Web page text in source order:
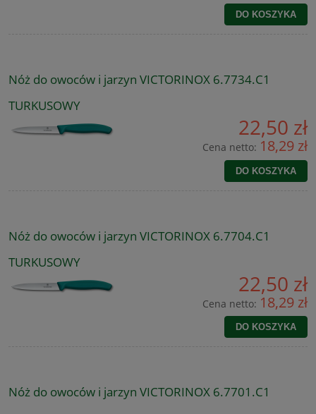
DO KOSZYKA
Nóż do owoców i jarzyn VICTORINOX 6.7734.C1
TURKUSOWY
22,50 zł
Cena netto: 18,29 zł
DO KOSZYKA
Nóż do owoców i jarzyn VICTORINOX 6.7704.C1
TURKUSOWY
22,50 zł
Cena netto: 18,29 zł
DO KOSZYKA
Nóż do owoców i jarzyn VICTORINOX 6.7701.C1